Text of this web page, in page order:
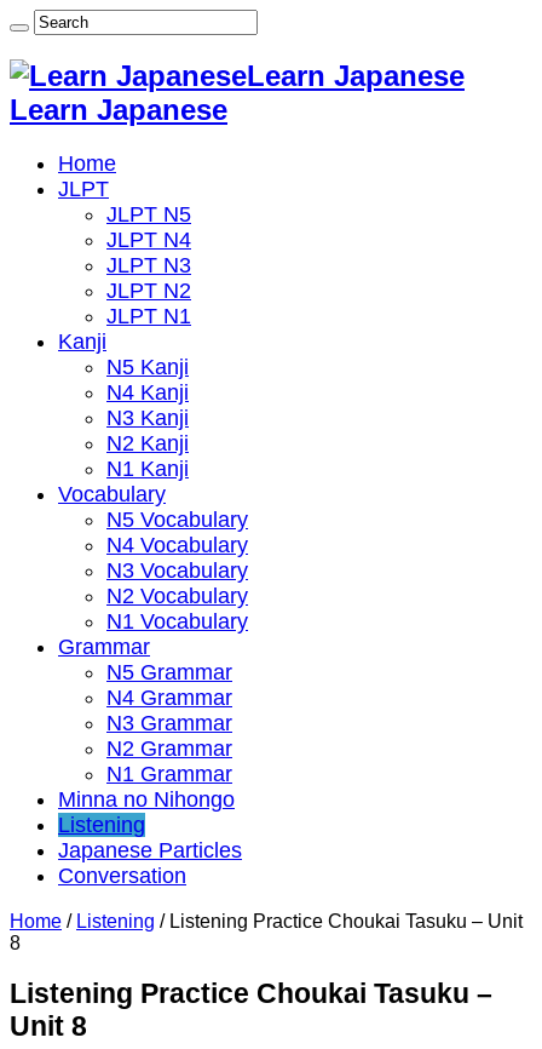
Learn Japanese
Learn Japanese
Home
JLPT
JLPT N5
JLPT N4
JLPT N3
JLPT N2
JLPT N1
Kanji
N5 Kanji
N4 Kanji
N3 Kanji
N2 Kanji
N1 Kanji
Vocabulary
N5 Vocabulary
N4 Vocabulary
N3 Vocabulary
N2 Vocabulary
N1 Vocabulary
Grammar
N5 Grammar
N4 Grammar
N3 Grammar
N2 Grammar
N1 Grammar
Minna no Nihongo
Listening
Japanese Particles
Conversation
Home / Listening / Listening Practice Choukai Tasuku – Unit
8
Listening Practice Choukai Tasuku –
Unit 8